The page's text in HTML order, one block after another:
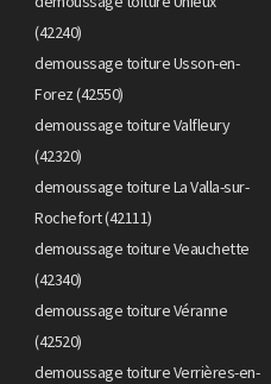
(42240)
demoussage toiture Usson-en-
Forez (42550)
demoussage toiture Valfleury
(42320)
demoussage toiture La Valla-sur-
Rochefort (42111)
demoussage toiture Veauchette
(42340)
demoussage toiture Véranne
(42520)
demoussage toiture Verrières-en-